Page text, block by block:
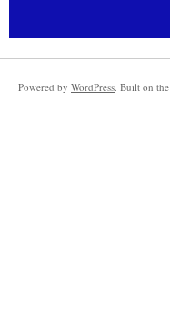
Powered by WordPress. Built on the